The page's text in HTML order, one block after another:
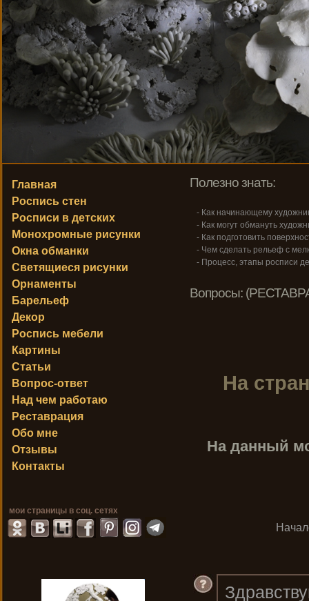
Полезно знать:
- Как начинающему
- Как могут обмануть
- Как подготовить
- Чем сделать рельеф с
- Процесс, этапы росписи
Вопросы:
На
На данный
Главная
Роспись стен
Росписи в детских
Монохромные рисунки
Окна обманки
Светящиеся рисунки
Орнаменты
Барельеф
Декор
Роспись мебели
Картины
Статьи
Вопрос-ответ
Над чем работаю
Реставрация
Обо мне
Отзывы
Контакты
мои страницы в соц. сетях